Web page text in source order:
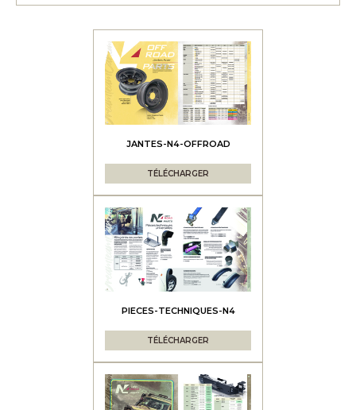
JANTES-N4-OFFROAD
TÉLÉCHARGER
PIECES-TECHNIQUES-N4
TÉLÉCHARGER